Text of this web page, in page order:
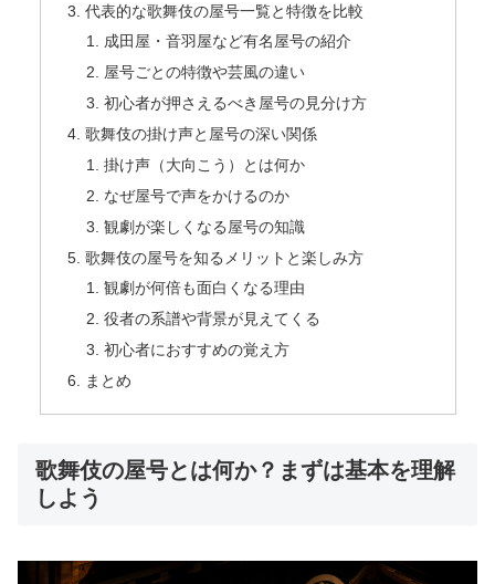
代表的な歌舞伎の屋号一覧と特徴を比較
成田屋・音羽屋など有名屋号の紹介
屋号ごとの特徴や芸風の違い
初心者が押さえるべき屋号の見分け方
歌舞伎の掛け声と屋号の深い関係
掛け声（大向こう）とは何か
なぜ屋号で声をかけるのか
観劇が楽しくなる屋号の知識
歌舞伎の屋号を知るメリットと楽しみ方
観劇が何倍も面白くなる理由
役者の系譜や背景が見えてくる
初心者におすすめの覚え方
まとめ
歌舞伎の屋号とは何か？まずは基本を理解
しよう